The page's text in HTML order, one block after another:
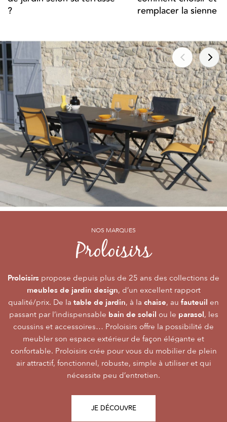
?
remplacer la sienne
NOS MARQUES
Proloisirs
Proloisirs propose depuis plus de 25 ans des collections de
meubles de jardin design, d’un excellent rapport
qualité/prix. De la table de jardin, à la chaise, au fauteuil en
passant par l’indispensable bain de soleil ou le parasol, les
coussins et accessoires… Proloisirs offre la possibilité de
meubler son espace extérieur de façon élégante et
confortable. Proloisirs crée pour vous du mobilier de plein
air attractif, fonctionnel, robuste, simple à utiliser et qui
nécessite peu d’entretien.
JE DÉCOUVRE
NOS MARQUES
Océoby PROLOISIRS
Océocrée dumobilier Premium, pour vivre l’extérieur avec
raffinement et participer de façon inoubliable aux grandes
émotions de la vie. Le mobilier Océo, de par la qualité de
ses différents matériaux et de sa fabrication, se joue des
frontières d’usage. Voir sonextérieurcomme une pièce à
part entière nécessite du style et le soin des détails.
L’illustration Océo passe par la qualité desplateaux
Trespa® qui équipent en exclusivité de nombreusestables
de jardinpour un plaisir d’usage durable.
JE DÉCOUVRE
NOS MARQUES
Alizéby PROLOISIRS
Alizéest LA marque du mobilier de jardin contemporain
dont la conception et l’accessibilité du prixfont qu’elle
s’adresse au plus grand nombre.
Le mobilier d’extérieur Alizé apporte un souffle bien
agréable empreint de style, fonctionnalité, facilité
d’utilisation, prix, pour des instantsRepas, Salon,Détente
Alizé est créée pour bien vivre dehors, dans la joie, la
modernité, la simplicité, le plaisir d’être ensemble !
JE DÉCOUVRE